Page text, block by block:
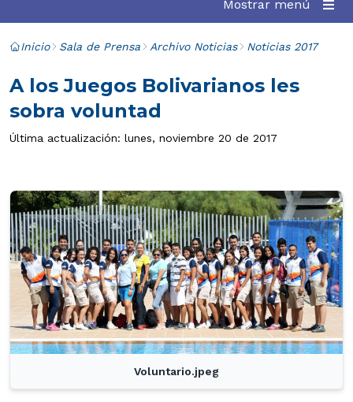
Mostrar menú
Inicio Sala de Prensa Archivo Noticias Noticias 2017
A los Juegos Bolivarianos les
sobra voluntad
Última actualización: lunes, noviembre 20 de 2017
Voluntario.jpeg